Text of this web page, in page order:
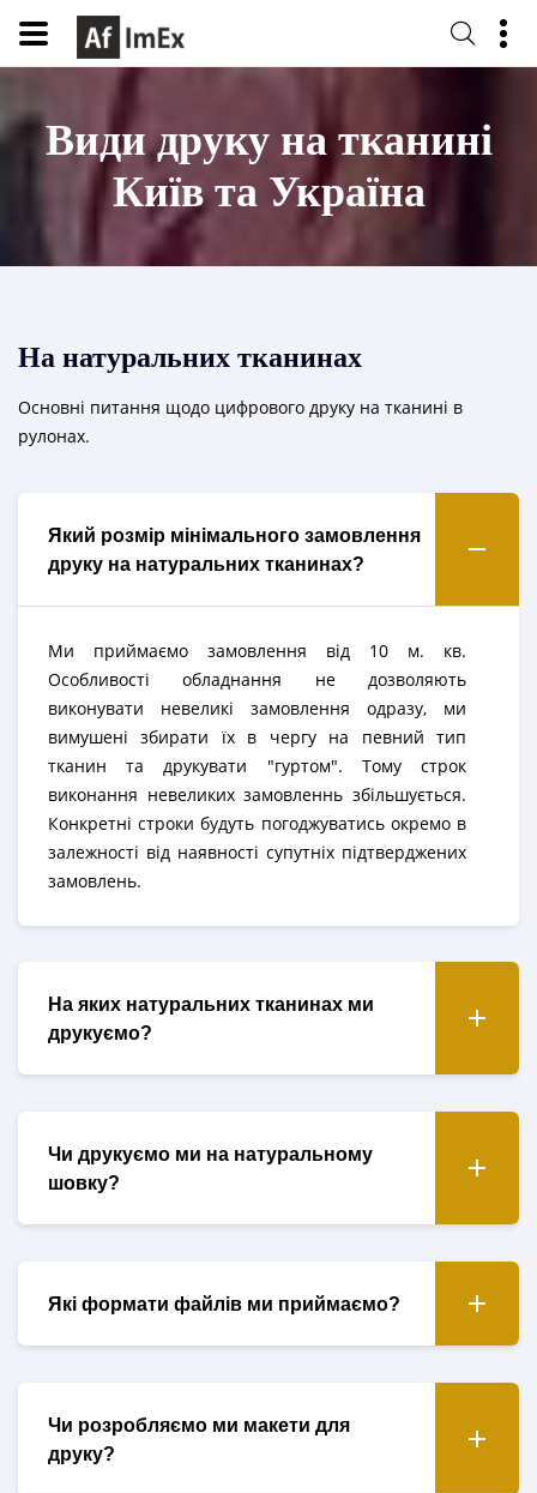
Види друку на тканині
Київ та Україна
На натуральних тканинах
Основні питання щодо цифрового друку на тканині в
рулонах.
Який розмір мінімального замовлення
друку на натуральних тканинах?
Ми приймаємо замовлення від 10 м. кв.
Особливості обладнання не дозволяють
виконувати невеликі замовлення одразу, ми
вимушені збирати їх в чергу на певний тип
тканин та друкувати "гуртом". Тому строк
виконання невеликих замовленнь збільшується.
Конкретні строки будуть погоджуватись окремо в
залежності від наявності супутніх підтверджених
замовлень.
На яких натуральних тканинах ми
друкуємо?
Чи друкуємо ми на натуральному
шовку?
Які формати файлів ми приймаємо?
Чи розробляємо ми макети для
друку?